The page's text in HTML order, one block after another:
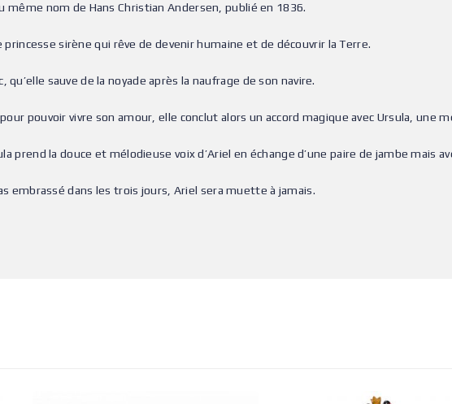
même nom de Hans Christian Andersen, publié en 1836.
princesse sirène qui rêve de devenir humaine et de découvrir la Terre.
sauve de la noyade après la naufrage de son navire.
pouvoir vivre son amour, elle conclut alors un accord magique avec Ursula, une
prend la douce et mélodieuse voix d’Ariel en échange d’une paire de jambe mais
embrassé dans les trois jours, Ariel sera muette à jamais.